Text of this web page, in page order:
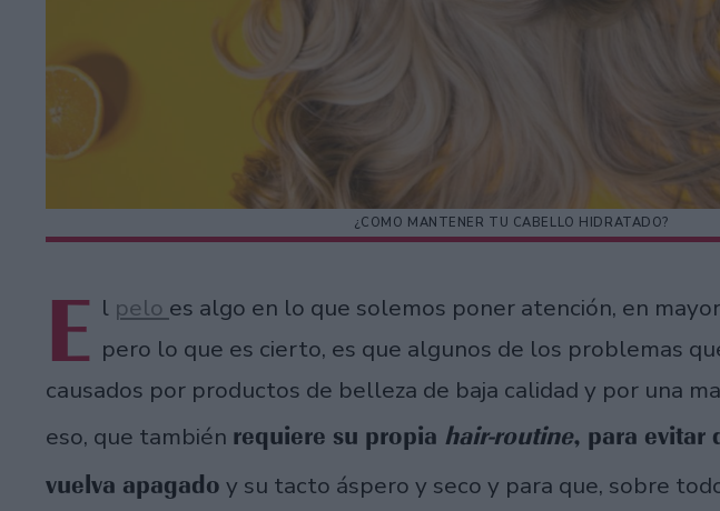
¿COMO MANTENER TU CABELLO HIDRATADO?
E l pelo es algo en lo que solemos poner atención, en
pero lo que es cierto, es que algunos de los problemas
causados por productos de belleza de baja calidad y por una
eso, que también requiere su propia hair-routine, para evitar
vuelva apagado y su tacto áspero y seco y para que, sobre